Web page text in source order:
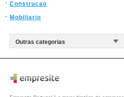
Construcao
Mobiliario